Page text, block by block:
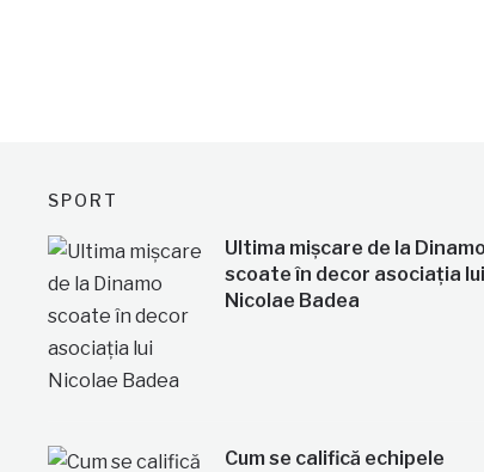
SPORT
Ultima mișcare de la Dinamo
scoate în decor asociația lui
Nicolae Badea
Cum se califică echipele